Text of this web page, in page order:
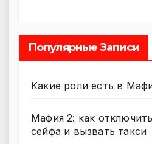
Популярные Записи
Какие роли есть в
Мафия 2: как
сейфа и вызвать такси